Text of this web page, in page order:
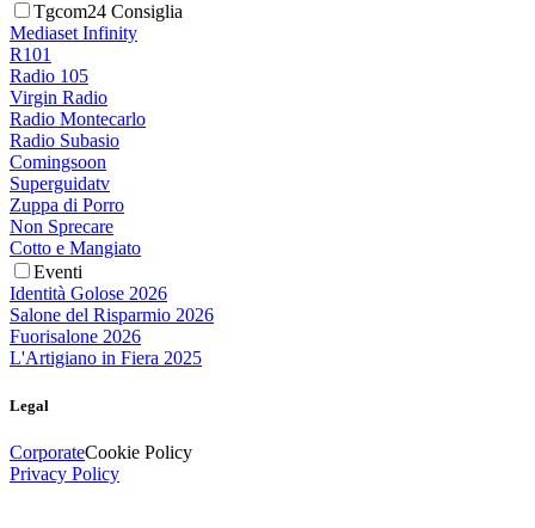
Tgcom24 Consiglia
Mediaset Infinity
R101
Radio 105
Virgin Radio
Radio Montecarlo
Radio Subasio
Comingsoon
Superguidatv
Zuppa di Porro
Non Sprecare
Cotto e Mangiato
Eventi
Identità Golose 2026
Salone del Risparmio 2026
Fuorisalone 2026
L'Artigiano in Fiera 2025
Legal
CorporateCookie Policy
Privacy Policy